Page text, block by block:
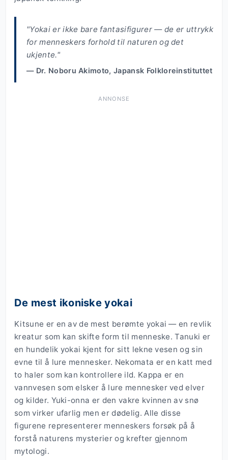
"Yokai er ikke bare fantasifigurer — de er uttrykk
for menneskers forhold til naturen og det
ukjente."
— Dr. Noboru Akimoto, Japansk Folkloreinstituttet
ANNONSE
De mest ikoniske yokai
Kitsune er en av de mest berømte yokai — en revlik
kreatur som kan skifte form til menneske. Tanuki er
en hundelik yokai kjent for sitt lekne vesen og sin
evne til å lure mennesker. Nekomata er en katt med
to haler som kan kontrollere ild. Kappa er en
vannvesen som elsker å lure mennesker ved elver
og kilder. Yuki-onna er den vakre kvinnen av snø
som virker ufarlig men er dødelig. Alle disse
figurene representerer menneskers forsøk på å
forstå naturens mysterier og krefter gjennom
mytologi.